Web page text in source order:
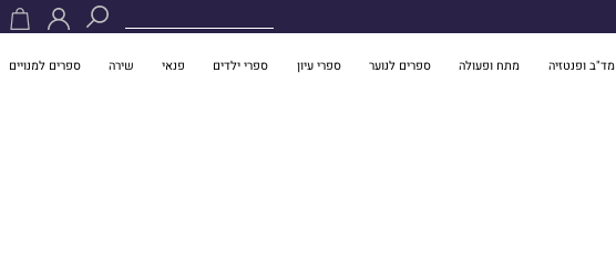
מד"ב ופנטזיה מתח ופעולה ספרים לנוער ספרי עיון ספרי ילדים פנאי שירה ספרים למנויים